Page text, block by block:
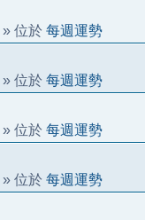
» 位於 每週運勢
» 位於 每週運勢
» 位於 每週運勢
» 位於 每週運勢